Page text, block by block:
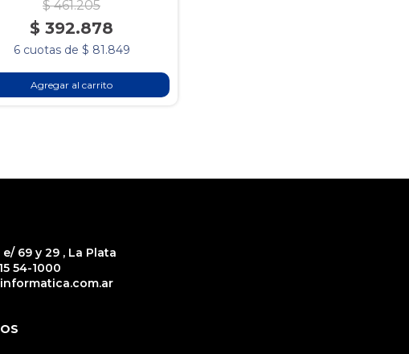
$ 461.205
$ 392.878
6 cuotas de $ 81.849
Agregar al carrito
69 y 29 , La Plata
54-1000